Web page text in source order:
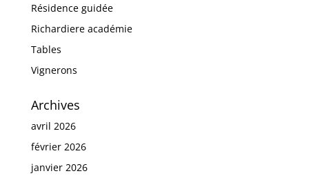
Résidence guidée
Richardiere académie
Tables
Vignerons
Archives
avril 2026
février 2026
janvier 2026